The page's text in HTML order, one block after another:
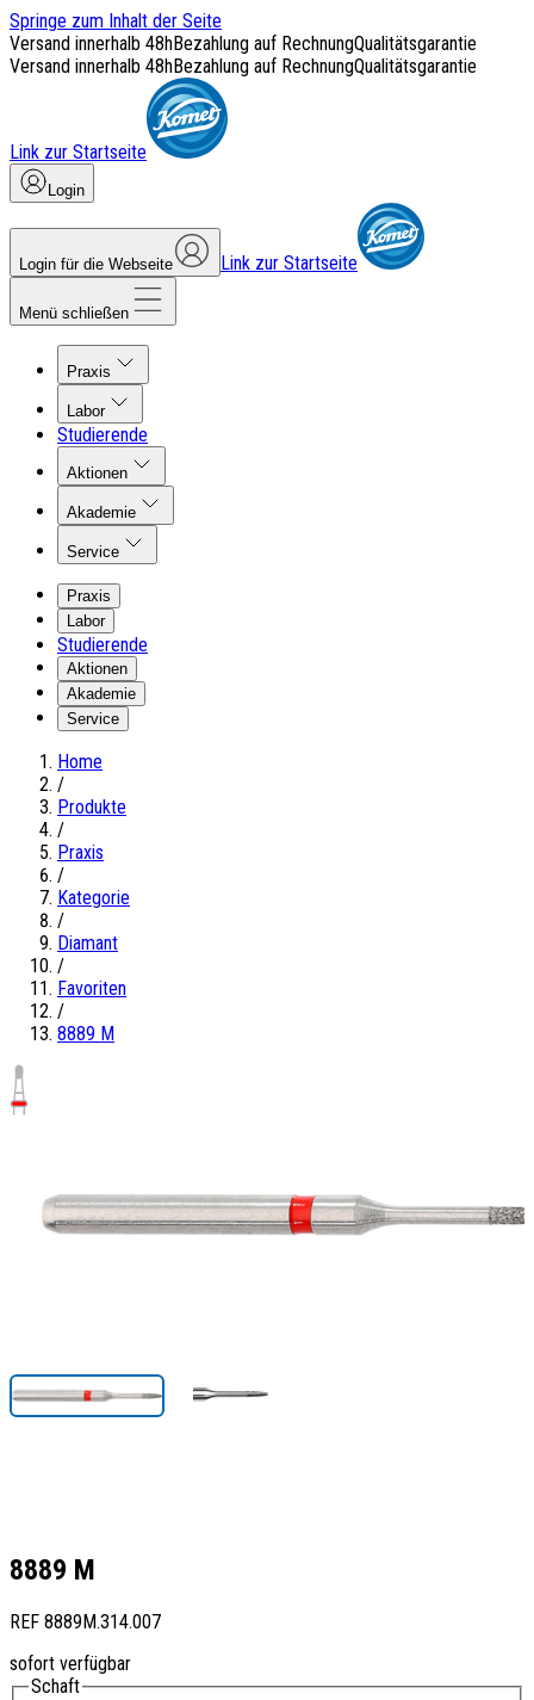
Springe zum Inhalt der Seite
Versand innerhalb 48hBezahlung auf RechnungQualitätsgarantie
Versand innerhalb 48hBezahlung auf RechnungQualitätsgarantie
Link zur Startseite
Login
Login für die Webseite Link zur Startseite
Menü schließen
Praxis
Labor
Studierende
Aktionen
Akademie
Service
Praxis
Labor
Studierende
Aktionen
Akademie
Service
Home
/
Produkte
/
Praxis
/
Kategorie
/
Diamant
/
Favoriten
/
8889 M
8889 M
REF 8889M.314.007
sofort verfügbar
Schaft